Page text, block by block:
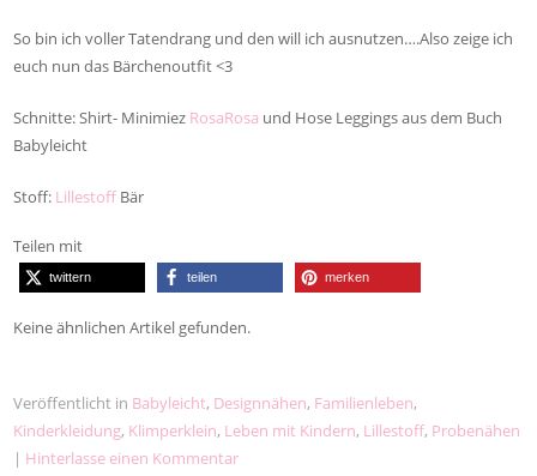
So bin ich voller Tatendrang und den will ich ausnutzen….Also zeige ich
euch nun das Bärchenoutfit <3
Schnitte: Shirt- Minimiez RosaRosa und Hose Leggings aus dem Buch
Babyleicht
Stoff: Lillestoff Bär
Teilen mit
twittern teilen merken
Keine ähnlichen Artikel gefunden.
Veröffentlicht in Babyleicht, Designnähen, Familienleben,
Kinderkleidung, Klimperklein, Leben mit Kindern, Lillestoff, Probenähen
| Hinterlasse einen Kommentar